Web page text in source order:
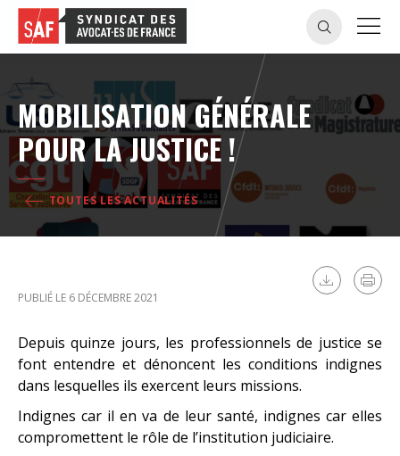
MOBILISATION GÉNÉRALE
POUR LA JUSTICE !
TOUTES LES ACTUALITÉS
PUBLIÉ LE 6 DÉCEMBRE 2021
Depuis quinze jours, les professionnels de justice se
font entendre et dénoncent les conditions indignes
dans lesquelles ils exercent leurs missions.
Indignes car il en va de leur santé, indignes car elles
compromettent le rôle de l’institution judiciaire.